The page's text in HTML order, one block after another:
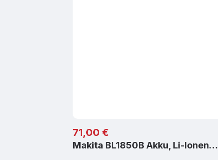
Regulärer Preis:
71,00 €
Makita BL1850B Akku, Li-Ionen…